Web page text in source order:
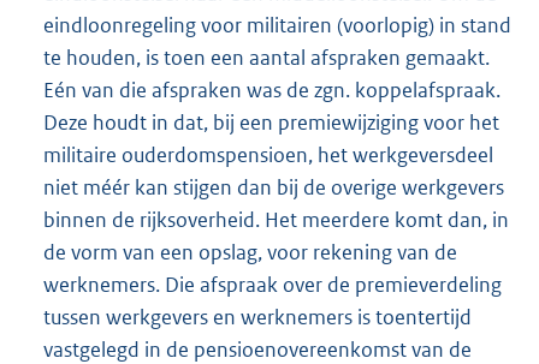
eindloonregeling voor militairen (voorlopig) in stand
te houden, is toen een aantal afspraken gemaakt.
Eén van die afspraken was de zgn. koppelafspraak.
Deze houdt in dat, bij een premiewijziging voor het
militaire ouderdomspensioen, het werkgeversdeel
niet méér kan stijgen dan bij de overige werkgevers
binnen de rijksoverheid. Het meerdere komt dan, in
de vorm van een opslag, voor rekening van de
werknemers. Die afspraak over de premieverdeling
tussen werkgevers en werknemers is toentertijd
vastgelegd in de pensioenovereenkomst van de